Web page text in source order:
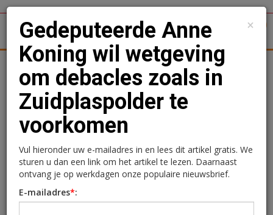
Woningmarkt Kantoren Retail Logistiek
Gedeputeerde Anne
Koning wil wetgeving om
debacles zoals in
Zuidplaspolder te
voorkomen
×
Gedeputeerde Anne
Koning wil wetgeving
om debacles zoals in
Zuidplaspolder te
voorkomen
Vul hieronder uw e-mailadres in en lees dit artikel gratis. We
sturen u dan een link om het artikel te lezen. Daarnaast
ontvang je op werkdagen onze populaire nieuwsbrief.
E-mailadres*: